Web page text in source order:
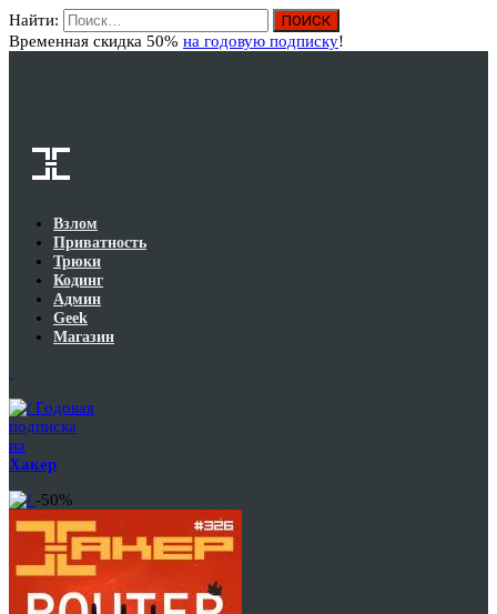
Найти:
Временная скидка 50% на годовую подписку!
Взлом
Приватность
Трюки
Кодинг
Админ
Geek
Магазин
Годовая
подписка
на
Хакер
-50%